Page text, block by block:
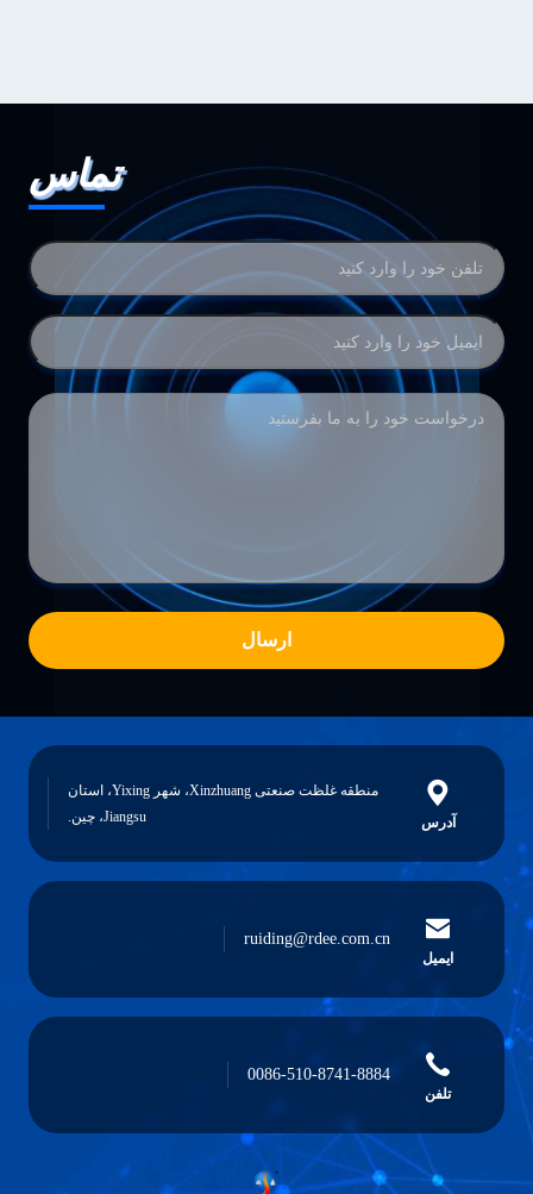
تماس
ارسال
آدرس
منطقه غلظت صنعتی Xinzhuang، شهر Yixing، استان
Jiangsu، چین.
ایمیل
ruiding@rdee.com.cn
تلفن
0086-510-8741-8884